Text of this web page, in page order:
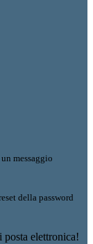
messaggio
della password
elettronica!